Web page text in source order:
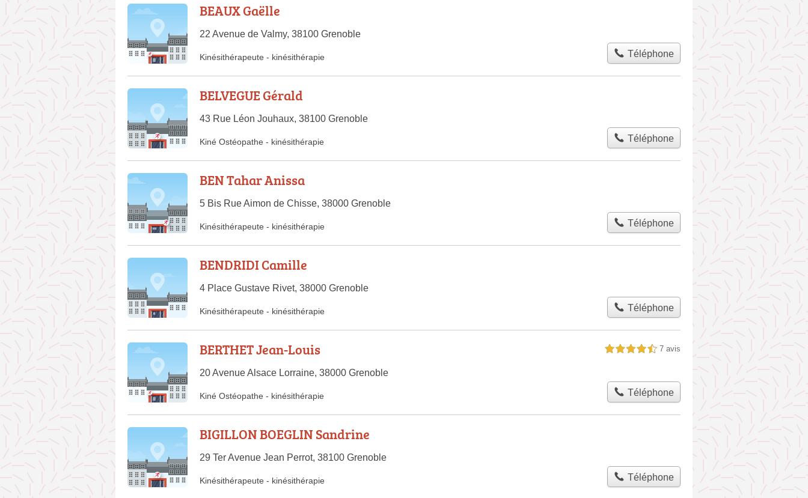
BEAUX Gaëlle
22 Avenue de Valmy, 38100 Grenoble
Kinésithérapeute - kinésithérapie Téléphone
BELVEGUE Gérald
43 Rue Léon Jouhaux, 38100 Grenoble
Kiné Ostéopathe - kinésithérapie Téléphone
BEN Tahar Anissa
5 Bis Rue Aimon de Chisse, 38000 Grenoble
Kinésithérapeute - kinésithérapie Téléphone
BENDRIDI Camille
4 Place Gustave Rivet, 38000 Grenoble
Kinésithérapeute - kinésithérapie Téléphone
BERTHET Jean-Louis
20 Avenue Alsace Lorraine, 38000 Grenoble
4,5 étoiles sur 5 7 avis
Kiné Ostéopathe - kinésithérapie Téléphone
BIGILLON BOEGLIN Sandrine
29 Ter Avenue Jean Perrot, 38100 Grenoble
Kinésithérapeute - kinésithérapie Téléphone